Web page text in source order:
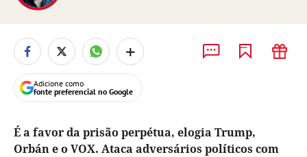
+
Adicione como
fonte preferencial no Google
É a favor da prisão perpétua, elogia Trump,
Orbán e o VOX. Ataca adversários políticos com